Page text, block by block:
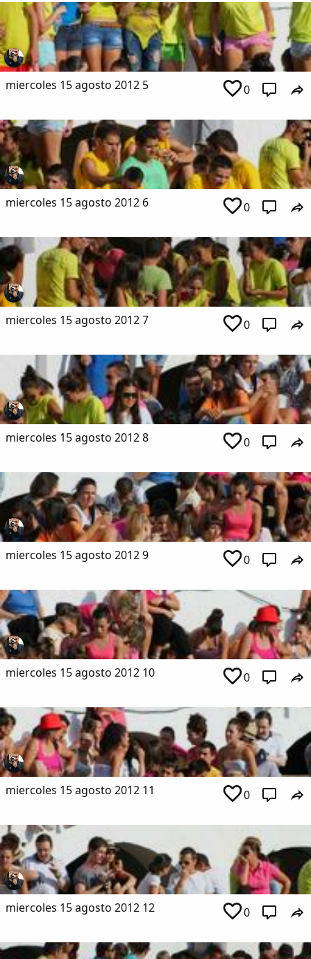
miercoles 15 agosto 2012 5 0
miercoles 15 agosto 2012 6 0
miercoles 15 agosto 2012 7 0
miercoles 15 agosto 2012 8 0
miercoles 15 agosto 2012 9 0
miercoles 15 agosto 2012 10 0
miercoles 15 agosto 2012 11 0
miercoles 15 agosto 2012 12 0